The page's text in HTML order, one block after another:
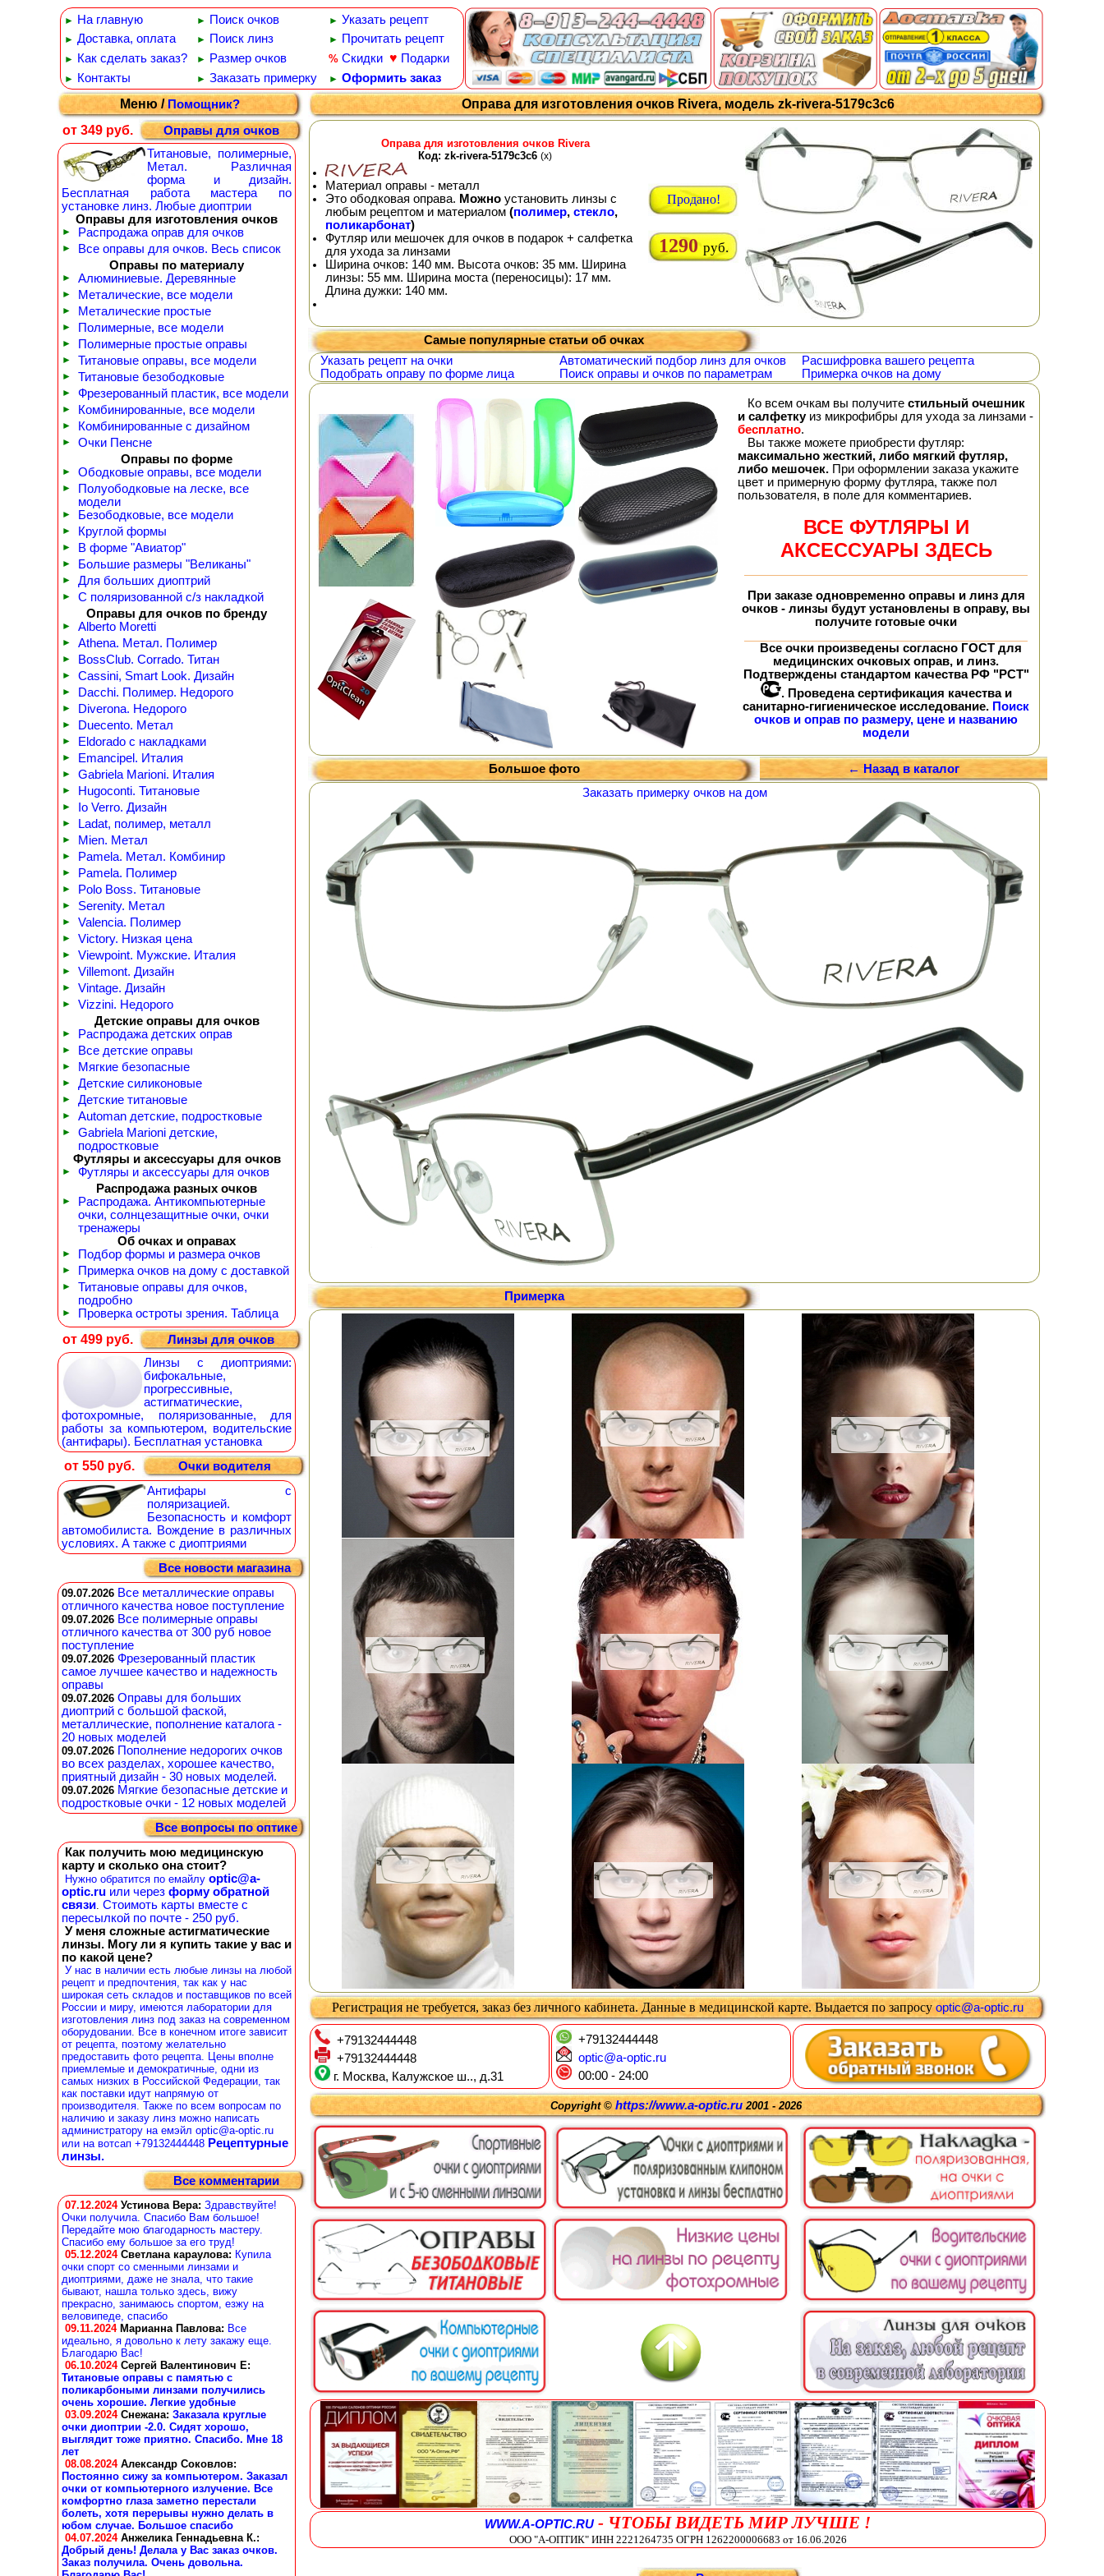
► На главную ► Поиск очков ► Указать рецепт
► Доставка, оплата ► Поиск линз ► Прочитать рецепт
► Как сделать заказ? ► Размер очков % Скидки ♥ Подарки
► Контакты ► Заказать примерку ► Оформить заказ
Меню /Помощник?
от 349 руб.
Оправы для очков
Титановые, полимерные,
Метал. Различная
форма и дизайн.
Бесплатная работа мастера по
установке линз. Любые диоптрии
Оправы для изготовления очков
► Распродажа оправ для очков
►
Все оправы для очков. Весь список
Оправы по материалу
► Алюминиевые. Деревянные
► Металические, все модели
► Металические простые
► Полимерные, все модели
► Полимерные простые оправы
► Титановые оправы, все модели
► Титановые безободковые
► Фрезерованный пластик, все модели
► Комбинированные, все модели
► Комбинированные с дизайном
►
Очки Пенсне
Оправы по форме
► Ободковые оправы, все модели
►
Полуободковые на леске, все
модели
► Безободковые, все модели
► Круглой формы
► В форме "Авиатор"
► Большие размеры "Великаны"
► Для больших диоптрий
►
С поляризованной с/з накладкой
Оправы для очков по бренду
► Alberto Moretti
► Athena. Метал. Полимер
► BossClub. Corrado. Титан
► Cassini, Smart Look. Дизайн
► Dacchi. Полимер. Недорого
► Diverona. Недорого
► Duecento. Метал
► Eldorado с накладками
► Emancipel. Италия
► Gabriela Marioni. Италия
► Hugoconti. Титановые
► Io Verro. Дизайн
► Ladat, полимер, металл
► Mien. Метал
► Pamela. Метал. Комбинир
► Pamela. Полимер
► Polo Boss. Титановые
► Serenity. Метал
► Valencia. Полимер
► Victory. Низкая цена
► Viewpoint. Мужские. Италия
► Villemont. Дизайн
► Vintage. Дизайн
►
Vizzini. Недорого
Детские оправы для очков
► Распродажа детских оправ
► Все детские оправы
► Мягкие безопасные
► Детские силиконовые
► Детские титановые
► Automan детские, подростковые
►
Gabriela Marioni детские,
подростковые
Футляры и аксессуары для очков
►
Футляры и аксессуары для очков
Распродажа разных очков
►
Распродажа. Антикомпьютерные
очки, солнцезащитные очки, очки
тренажеры
Об очках и оправах
► Подбор формы и размера очков
► Примерка очков на дому с доставкой
►
Титановые оправы для очков,
подробно
► Проверка остроты зрения. Таблица
от 499 руб.
Линзы для очков
Линзы с диоптриями:
бифокальные,
прогрессивные,
астигматические,
фотохромные, поляризованные, для
работы за компьютером, водительские
(антифары). Бесплатная установка
от 550 руб.
Очки водителя
Антифары с
поляризацией.
Безопасность и комфорт
автомобилиста. Вождение в различных
условиях. А также с диоптриями
Все новости магазина
09.07.2026 Все металлические оправы
отличного качества новое поступление
09.07.2026 Все полимерные оправы
отличного качества от 300 руб новое
поступление
09.07.2026 Фрезерованный пластик
самое лучшее качество и надежность
оправы
09.07.2026 Оправы для больших
диоптрий с большой фаской,
металлические, пополнение каталога -
20 новых моделей
09.07.2026 Пополнение недорогих очков
во всех разделах, хорошее качество,
приятный дизайн - 30 новых моделей.
09.07.2026 Мягкие безопасные детские и
подростковые очки - 12 новых моделей
Все вопросы по оптике
Как получить мою медицинскую
карту и сколько она стоит?
Нужно обратится по емайлу optic@a-
optic.ru или через форму обратной
связи. Стоимоть карты вместе с
пересылкой по почте - 250 руб.
У меня сложные астигматические
линзы. Могу ли я купить такие у вас и
по какой цене?
У нас в наличии есть любые линзы на любой
рецепт и предпочтения, так как у нас
широкая сеть складов и поставщиков по всей
России и миру, имеются лаборатории для
изготовления линз под заказ на современном
оборудовании. Все в конечном итоге зависит
от рецепта, поэтому желательно
предоставить фото рецепта. Цены вполне
приемлемые и демократичные, одни из
самых низких в Российской Федерации, так
как поставки идут напрямую от
производителя. Также по всем вопросам по
наличию и заказу линз можно написать
администратору на емэйл optic@a-optic.ru
или на вотсап +79132444448 Рецептурные
линзы.
Все комментарии
07.12.2024 Устинова Вера: Здравствуйте!
Очки получила. Спасибо Вам большое!
Передайте мою благодарность мастеру.
Спасибо ему большое за его труд!
05.12.2024 Светлана караулова: Купила
очки спорт со сменными линзами и
диоптриями, даже не знала, что такие
бывают, нашла только здесь, вижу
прекрасно, занимаюсь спортом, езжу на
веловипеде, спасибо
09.11.2024 Марианна Павлова: Все
идеально, я довольно к лету закажу еще.
Благодарю Вас!
06.10.2024 Сергей Валентинович Е:
Титановые оправы с памятью с
поликарбоными линзами получились
очень хорошие. Легкие удобные
03.09.2024 Снежана: Заказала круглые
очки диоптрии -2.0. Сидят хорошо,
выглядит тоже приятно. Спасибо. Мне 18
лет
08.08.2024 Александр Соковлов:
Постоянно сижу за компьютером. Заказал
очки от компьютерного излучение. Все
комфортно глаза заметно перестали
болеть, хотя перерывы нужно делать в
юбом случае. Большое спасибо
04.07.2024 Анжелика Геннадьевна К.:
Добрый день! Делала у Вас заказ очков.
Заказ получила. Очень довольна.
Оправа для изготовления очков Rivera, модель zk-rivera-5179c3c6
Оправа для изготовления очков Rivera
Код: zk-rivera-5179c3c6 (x)
Материал оправы - металл
Это ободковая оправа. Можно установить линзы с
любым рецептом и материалом (полимер, стекло,
поликарбонат)
Футляр или мешочек для очков в подарок + салфетка
для ухода за линзами
Ширина очков: 140 мм. Высота очков: 35 мм. Ширина
линзы: 55 мм. Ширина моста (переносицы): 17 мм.
Длина дужки: 140 мм.
Продано!
1290 руб.
Самые популярные статьи об очках
Указать рецепт на очки
Автоматический подбор линз для очков
Расшифровка вашего рецепта
Подобрать оправу по форме лица
Поиск оправы и очков по параметрам Примерка очков на дому
Ко всем очкам вы получите стильный очешник
и салфеткуиз микрофибры для ухода за линзами -
бесплатно.
Вы также можете приобрести футляр:
максимально жесткий, либо мягкий футляр,
либо мешочек. При оформлении заказа укажите
цвет и примерную форму футляра, также пол
пользователя, в поле для комментариев.
ВСЕ ФУТЛЯРЫ И
АКСЕССУАРЫ ЗДЕСЬ
При заказе одновременнооправы и линз для
очков - линзы будут установлены в оправу, вы
получите готовые очки
Все очки произведены согласно ГОСТ для
медицинских очковых оправ, и линз.
Подтверждены стандартом качества РФ "РСТ"
. Проведена сертификация качества и
санитарно-гигиеническое исследование. Поиск
очков и оправ по размеру, цене и названию
модели
Большое фото
← Назад в каталог
Заказать примерку очков на дом
Примерка
Регистрация не требуется, заказ без личного кабинета. Данные в медицинской карте. Выдается по запросуoptic@a-optic.ru
+79132444448
+79132444448
г. Москва, Калужское ш.., д.31
+79132444448
optic@a-optic.ru
00:00 - 24:00
Copyright © https://www.a-optic.ru 2001 - 2026
WWW.A-OPTIC.RU - ЧТОБЫ ВИДЕТЬ МИР ЛУЧШЕ !
ООО "А-ОПТИК" ИНН 2221264735 ОГРН 1262200006683 от 16.06.2026